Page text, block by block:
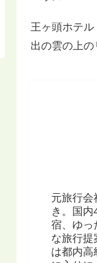
王ヶ頭ホテ
出の雲の上の
元旅行会
き。国内
宿、ゆっ
な旅行提
は都内高